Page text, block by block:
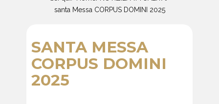
santa Messa CORPUS DOMINI 2025
SANTA MESSA
CORPUS DOMINI
2025